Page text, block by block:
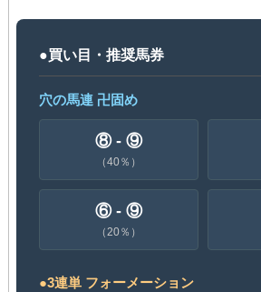
●買い目・推奨馬券
穴の馬連 卍固め
⑧ - ⑨
（40％）
⑥ - ⑨
（20％）
●3連単 フォーメーション